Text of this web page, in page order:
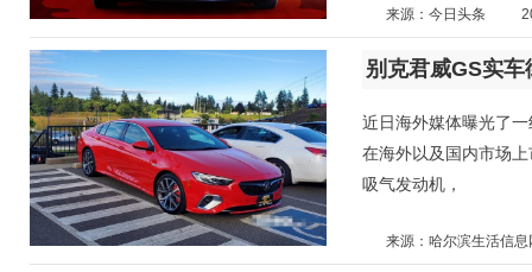
来源：今日头条
近日海外媒体曝光了
在海外以及国内市场
吸气发动机，
来源：哈尔滨生活信息